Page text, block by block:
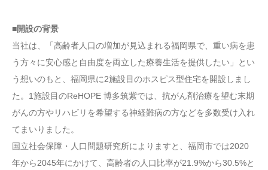
■開設の背景
当社は、「高齢者人口の増加が見込まれる福岡県で、重い病を患
う方々に安心感と自由度を両立した療養生活を提供したい」とい
う想いのもと、福岡県に2施設目のホスピス型住宅を開設しまし
た。1施設目のReHOPE 博多筑紫では、抗がん剤治療を望む末期
がんの方やリハビリを希望する神経難病の方などを多数受け入れ
てまいりました。
国立社会保障・人口問題研究所によりますと、福岡市では2020
年から2045年にかけて、高齢者の人口比率が21.9%から30.5%と